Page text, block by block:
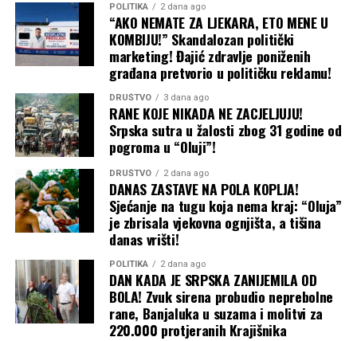
POLITIKA 2 dana ago
“AKO NEMATE ZA LJEKARA, ETO MENE U
KOMBIJU!” Skandalozan politički
marketing! Đajić zdravlje poniženih
građana pretvorio u političku reklamu!
DRUŠTVO 3 dana ago
RANE KOJE NIKADA NE ZACJELJUJU!
Srpska sutra u žalosti zbog 31 godine od
pogroma u “Oluji”!
DRUŠTVO 2 dana ago
DANAS ZASTAVE NA POLA KOPLJA!
Sjećanje na tugu koja nema kraj: “Oluja”
je zbrisala vjekovna ognjišta, a tišina
danas vrišti!
POLITIKA 2 dana ago
DAN KADA JE SRPSKA ZANIJEMILA OD
BOLA! Zvuk sirena probudio neprebolne
rane, Banjaluka u suzama i molitvi za
220.000 protjeranih Krajišnika